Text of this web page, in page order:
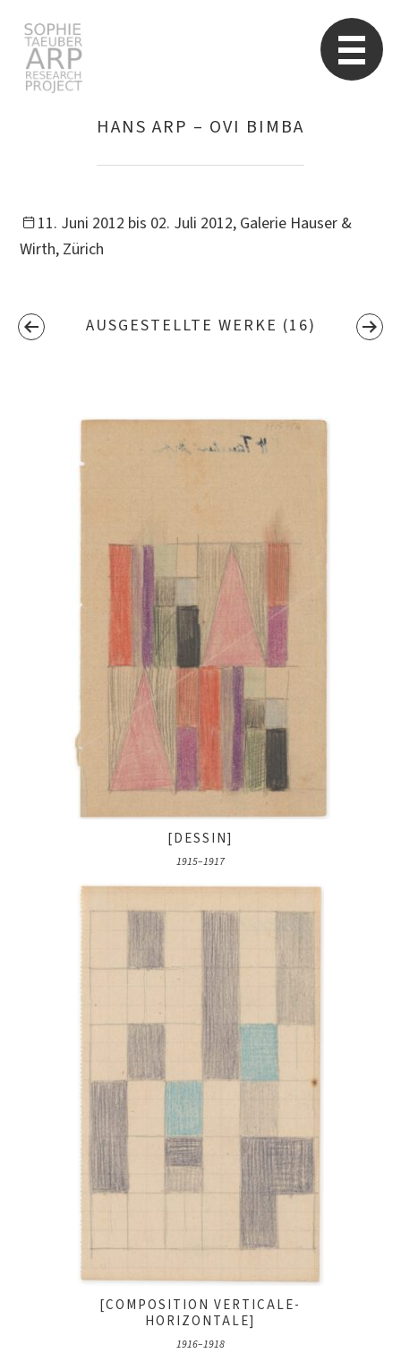
Suchen
HANS ARP – OVI BIMBA
11. Juni 2012 bis 02. Juli 2012, Galerie Hauser &
Wirth, Zürich
AUSGESTELLTE WERKE (16)
[DESSIN]
1915–1917
[COMPOSITION VERTICALE-
HORIZONTALE]
1916–1918